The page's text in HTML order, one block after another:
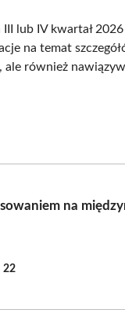
lub IV kwartał
na temat
również
na
22